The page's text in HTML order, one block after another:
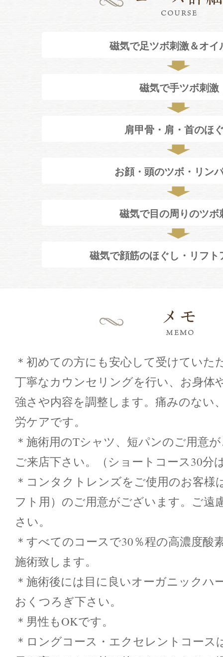
磁気で足ツボ刺激＆オイ
磁気で手ツボ刺激
肩甲骨・肩・首のほ
お顔・頭のツボ・リン
磁気で目の周りのツボ
磁気で顔筋のほぐし・リフト
＊初めての方にも安心して受けていた
丁寧なカウンセリングを行い、お身体
強さや内容を調整します。痛みのない
労ケアです。
＊施術用のTシャツ、短パンのご用意
ご来店下さい。（ショートコース30分
＊コンタクトレンズをご使用のお客様
フト用）のご用意がございます。ご遠
さい。
＊すべてのコースで30％程の高濃度酸
施術致します。
＊施術後には目に良いオーガニックハ
おくつろぎ下さい。
＊男性もOKです。
＊ロングコース・エクセレントコース